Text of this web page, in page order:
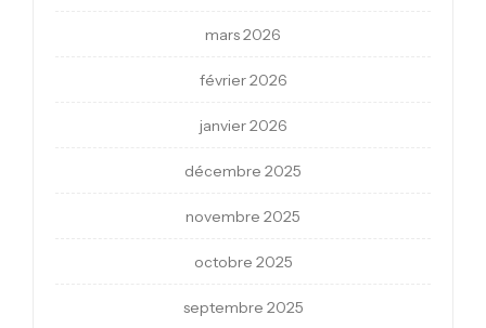
mars 2026
février 2026
janvier 2026
décembre 2025
novembre 2025
octobre 2025
septembre 2025